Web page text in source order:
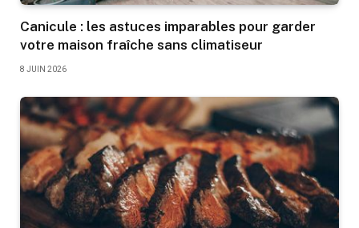
Canicule : les astuces imparables pour garder
votre maison fraîche sans climatiseur
8 JUIN 2026